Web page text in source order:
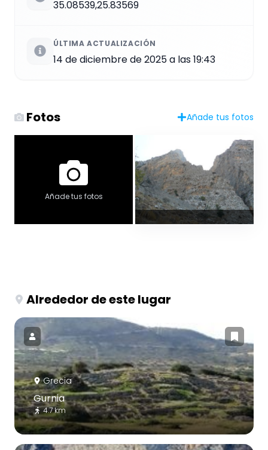
35.08539,25.83569
ÚLTIMA ACTUALIZACIÓN
14 de diciembre de 2025 a las 19:43
Fotos Añade tus fotos
Añade tus fotos
Alrededor de este lugar
Grecia
Gurnia
4.7 km